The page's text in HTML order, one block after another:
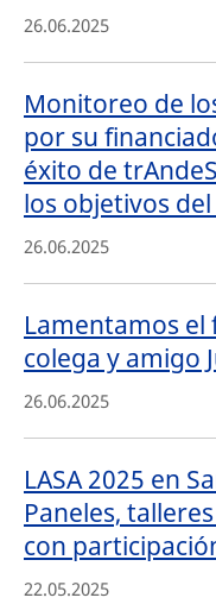
26.06.2025
Monitoreo de
por su
éxito de
los objetivos
26.06.2025
Lamentamos
colega y amigo
26.06.2025
LASA 2025 en
Paneles,
con
22.05.2025